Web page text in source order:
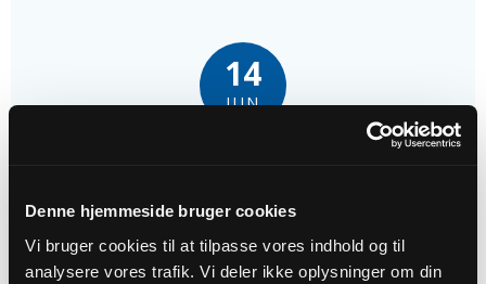
Denne hjemmeside bruger cookies
Vi bruger cookies til at tilpasse vores indhold og til
analysere vores trafik. Vi deler ikke oplysninger om din
14
JUN
kl. 10:30